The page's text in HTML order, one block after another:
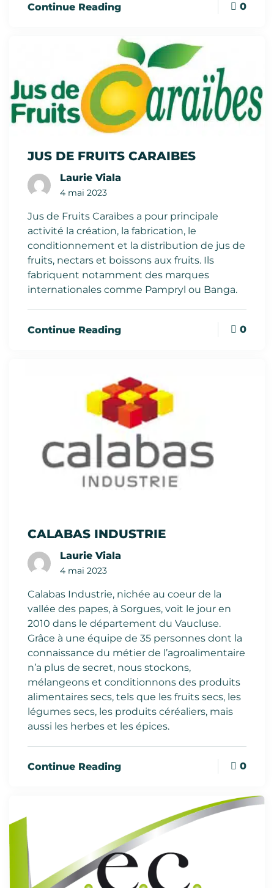
Continue Reading 0
JUS DE FRUITS CARAIBES
Laurie Viala
4 mai 2023
Jus de Fruits Caraïbes a pour principale
activité la création, la fabrication, le
conditionnement et la distribution de jus de
fruits, nectars et boissons aux fruits. Ils
fabriquent notamment des marques
internationales comme Pampryl ou Banga.
Continue Reading 0
CALABAS INDUSTRIE
Laurie Viala
4 mai 2023
Calabas Industrie, nichée au coeur de la
vallée des papes, à Sorgues, voit le jour en
2010 dans le département du Vaucluse.
Grâce à une équipe de 35 personnes dont la
connaissance du métier de l’agroalimentaire
n’a plus de secret, nous stockons,
mélangeons et conditionnons des produits
alimentaires secs, tels que les fruits secs, les
légumes secs, les produits céréaliers, mais
aussi les herbes et les épices.
Continue Reading 0